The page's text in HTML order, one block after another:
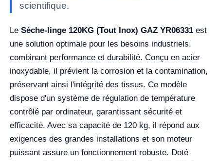
scientifique.
Le Sèche-linge 120KG (Tout Inox) GAZ YR06331 est
une solution optimale pour les besoins industriels,
combinant performance et durabilité. Conçu en acier
inoxydable, il prévient la corrosion et la contamination,
préservant ainsi l'intégrité des tissus. Ce modèle
dispose d'un système de régulation de température
contrôlé par ordinateur, garantissant sécurité et
efficacité. Avec sa capacité de 120 kg, il répond aux
exigences des grandes installations et son moteur
puissant assure un fonctionnement robuste. Doté